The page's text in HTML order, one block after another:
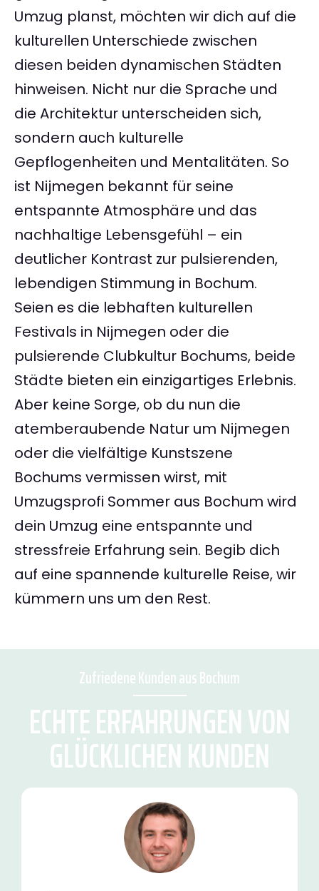
Umzug planst, möchten wir dich auf die
kulturellen Unterschiede zwischen
diesen beiden dynamischen Städten
hinweisen. Nicht nur die Sprache und
die Architektur unterscheiden sich,
sondern auch kulturelle
Gepflogenheiten und Mentalitäten. So
ist Nijmegen bekannt für seine
entspannte Atmosphäre und das
nachhaltige Lebensgefühl – ein
deutlicher Kontrast zur pulsierenden,
lebendigen Stimmung in Bochum.
Seien es die lebhaften kulturellen
Festivals in Nijmegen oder die
pulsierende Clubkultur Bochums, beide
Städte bieten ein einzigartiges Erlebnis.
Aber keine Sorge, ob du nun die
atemberaubende Natur um Nijmegen
oder die vielfältige Kunstszene
Bochums vermissen wirst, mit
Umzugsprofi Sommer aus Bochum wird
dein Umzug eine entspannte und
stressfreie Erfahrung sein. Begib dich
auf eine spannende kulturelle Reise, wir
kümmern uns um den Rest.
Zufriedene Kunden aus Bochum
ECHTE ERFAHRUNGEN VON
GLÜCKLICHEN KUNDEN